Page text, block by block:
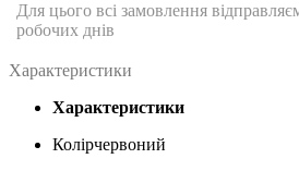
Для цього всі замовлення
робочих днів
Характеристики
Характеристики
Колірчервоний